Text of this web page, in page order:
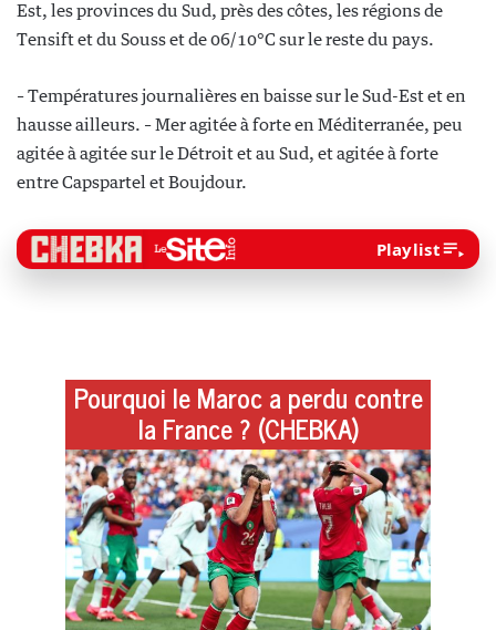
Est, les provinces du Sud, près des côtes, les régions de
Tensift et du Souss et de 06/10°C sur le reste du pays.
– Températures journalières en baisse sur le Sud-Est et en
hausse ailleurs. – Mer agitée à forte en Méditerranée, peu
agitée à agitée sur le Détroit et au Sud, et agitée à forte
entre Capspartel et Boujdour.
Playlist
Pourquoi le Maroc a perdu contre
la France ? (CHEBKA)